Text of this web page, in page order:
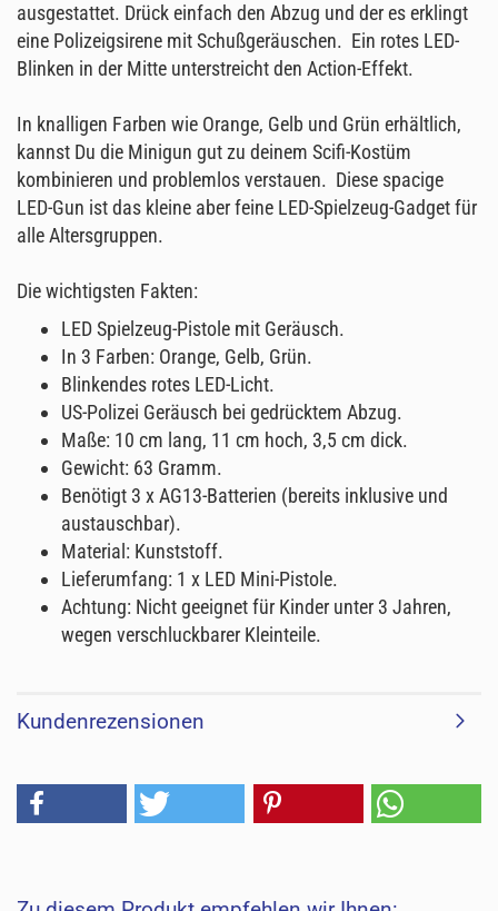
ausgestattet. Drück einfach den Abzug und der es erklingt
eine Polizeigsirene mit Schußgeräuschen. Ein rotes LED-
Blinken in der Mitte unterstreicht den Action-Effekt.
In knalligen Farben wie Orange, Gelb und Grün erhältlich,
kannst Du die Minigun gut zu deinem Scifi-Kostüm
kombinieren und problemlos verstauen. Diese spacige
LED-Gun ist das kleine aber feine LED-Spielzeug-Gadget für
alle Altersgruppen.
Die wichtigsten Fakten:
LED Spielzeug-Pistole mit Geräusch.
In 3 Farben: Orange, Gelb, Grün.
Blinkendes rotes LED-Licht.
US-Polizei Geräusch bei gedrücktem Abzug.
Maße: 10 cm lang, 11 cm hoch, 3,5 cm dick.
Gewicht: 63 Gramm.
Benötigt 3 x AG13-Batterien (bereits inklusive und
austauschbar).
Material: Kunststoff.
Lieferumfang: 1 x LED Mini-Pistole.
Achtung: Nicht geeignet für Kinder unter 3 Jahren,
wegen verschluckbarer Kleinteile.
Kundenrezensionen